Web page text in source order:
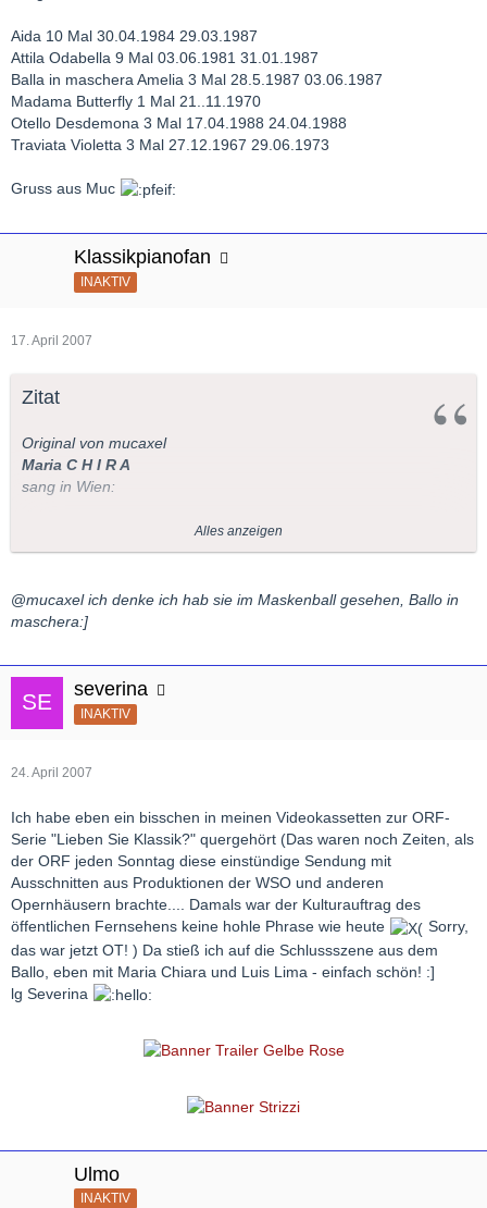
Aida 10 Mal 30.04.1984 29.03.1987
Attila Odabella 9 Mal 03.06.1981 31.01.1987
Balla in maschera Amelia 3 Mal 28.5.1987 03.06.1987
Madama Butterfly 1 Mal 21..11.1970
Otello Desdemona 3 Mal 17.04.1988 24.04.1988
Traviata Violetta 3 Mal 27.12.1967 29.06.1973
Gruss aus Muc
Klassikpianofan
INAKTIV
17. April 2007
Zitat
Original von mucaxel
Maria C H I R A
sang in Wien:
Aida 10 Mal 30.04.1984 29.03.1987
Attila Odabella 9 Mal 03.06.1981 31.01.1987
Madama Butterfly 1 Mal 21..11.1970
Otello Desdemona 3 Mal 17.04.1988 24.04.1988
Gruss aus Muc
Alles anzeigen
@mucaxel ich denke ich hab sie im Maskenball gesehen, Ballo in
maschera:]
severina
INAKTIV
24. April 2007
Ich habe eben ein bisschen in meinen Videokassetten zur ORF-
Serie "Lieben Sie Klassik?" quergehört (Das waren noch Zeiten, als
der ORF jeden Sonntag diese einstündige Sendung mit
Ausschnitten aus Produktionen der WSO und anderen
Opernhäusern brachte.... Damals war der Kulturauftrag des
öffentlichen Fernsehens keine hohle Phrase wie heute
Sorry,
das war jetzt OT! ) Da stieß ich auf die Schlussszene aus dem
Ballo, eben mit Maria Chiara und Luis Lima - einfach schön! :]
lg Severina
Ulmo
INAKTIV